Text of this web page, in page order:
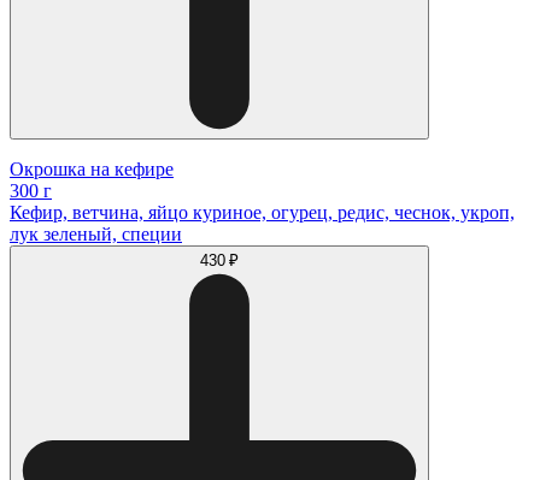
Окрошка на кефире
300 г
Кефир, ветчина, яйцо куриное, огурец, редис, чеснок, укроп,
лук зеленый, специи
430 ₽